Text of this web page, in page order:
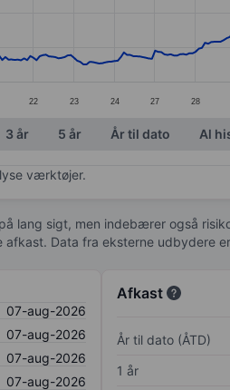
22 23 24 27 28
3 år 5 år År til dato Al
værktøjer.
lang sigt, men indebærer også
Data fra eksterne udbydere
07-aug-2026
07-aug-2026
07-aug-2026
07-aug-2026
Afkast
År til dato (ÅTD)
1 år